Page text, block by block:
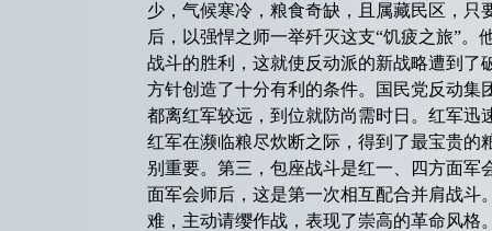
少，气候寒冷，粮食奇缺，且属藏民区，
后，以强悍之师一举歼灭这支“饥疲之旅”。
战斗的胜利，这就使反动派的新战略遭到了
方针创造了十分有利的条件。国民党反动集
都离红军较远，到位就防尚需时日。红军迅
红军在濒临粮尽炊断之际，得到了最宝贵的
别重要。第三，包座战斗是红一、四方面
面军会师后，这是第一次相互配合并肩战斗
难，主动请缨作战，表现了崇高的革命风格